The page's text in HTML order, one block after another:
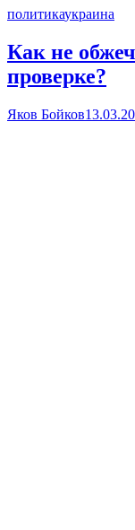
политикаукраина
Как не
проверке?
Яков Бойков